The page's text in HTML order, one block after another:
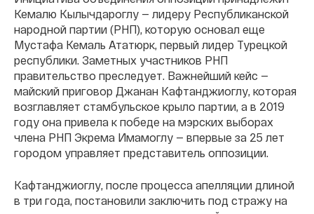
Кемалю Кылычдароглу — лидеру Республиканской
народной партии (РНП), которую основал еще
Мустафа Кемаль Ататюрк, первый лидер Турецкой
республики. Заметных участников РНП
правительство преследует. Важнейший кейс —
майский приговор Джанан Кафтанджиоглу, которая
возглавляет стамбульское крыло партии, а в 2019
году она привела к победе на мэрских выборах
члена РНП Экрема Имамоглу — впервые за 25 лет
городом управляет представитель оппозиции.
Кафтанджиоглу, после процесса апелляции длиной
в три года, постановили заключить под стражу на